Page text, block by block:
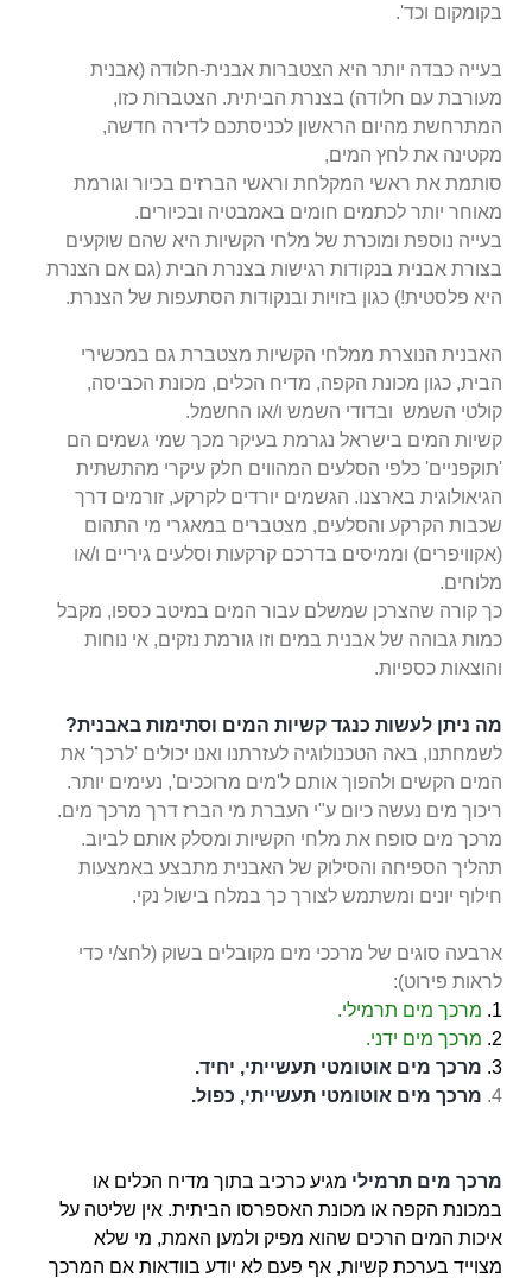
בקומקום וכד'.
בעייה כבדה יותר היא הצטברות אבנית-חלודה (אבנית
מעורבת עם חלודה) בצנרת הביתית. הצטברות כזו,
המתרחשת מהיום הראשון לכניסתכם לדירה חדשה,
מקטינה את לחץ המים,
סותמת את ראשי המקלחת וראשי הברזים בכיור וגורמת
מאוחר יותר לכתמים חומים באמבטיה ובכיורים.
בעייה נוספת ומוכרת של מלחי הקשיות היא שהם שוקעים
בצורת אבנית בנקודות רגישות בצנרת הבית (גם אם הצנרת
היא פלסטית!) כגון בזויות ובנקודות הסתעפות של הצנרת.
האבנית הנוצרת ממלחי הקשיות מצטברת גם במכשירי
הבית, כגון מכונת הקפה, מדיח הכלים, מכונת הכביסה,
קולטי השמש ובדודי השמש ו/או החשמל.
קשיות המים בישראל נגרמת בעיקר מכך שמי גשמים הם
'תוקפניים' כלפי הסלעים המהווים חלק עיקרי מהתשתית
הגיאולוגית בארצנו. הגשמים יורדים לקרקע, זורמים דרך
שכבות הקרקע והסלעים, מצטברים במאגרי מי התהום
(אקוויפרים) וממיסים בדרכם קרקעות וסלעים גיריים ו/או
מלוחים.
כך קורה שהצרכן שמשלם עבור המים במיטב כספו, מקבל
כמות גבוהה של אבנית במים וזו גורמת נזקים, אי נוחות
והוצאות כספיות.
מה ניתן לעשות כנגד קשיות המים וסתימות באבנית?
לשמחתנו, באה הטכנולוגיה לעזרתנו ואנו יכולים 'לרכך' את
המים הקשים ולהפוך אותם ל'מים מרוככים', נעימים יותר.
ריכוך מים נעשה כיום ע"י העברת מי הברז דרך מרכך מים.
מרכך מים סופח את מלחי הקשיות ומסלק אותם לביוב.
תהליך הספיחה והסילוק של האבנית מתבצע באמצעות
חילוף יונים ומשתמש לצורך כך במלח בישול נקי.
ארבעה סוגים של מרככי מים מקובלים בשוק (לחצ/י כדי
לראות פירוט):
1. מרכך מים תרמילי.
2. מרכך מים ידני.
3. מרכך מים אוטומטי תעשייתי, יחיד.
4
. מרכך מים אוטומטי תעשייתי, כפול.
מרכך מים תרמילי מגיע כרכיב בתוך מדיח הכלים או
במכונת הקפה או מכונת האספרסו הביתית. אין שליטה על
איכות המים הרכים שהוא מפיק ולמען האמת, מי שלא
מצוייד בערכת קשיות, אף פעם לא יודע בוודאות אם המרכך